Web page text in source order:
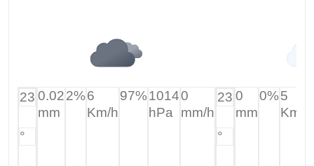
23
°
0.02
mm
2%6
Km/h
97%1014
hPa
0
mm/h
23
°
0
mm
0%5
Km/h